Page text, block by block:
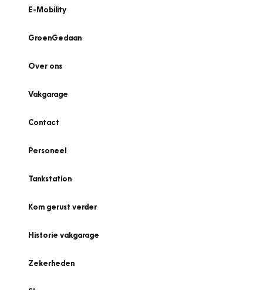
E-Mobility
GroenGedaan
Over ons
Vakgarage
Contact
Personeel
Tankstation
Kom gerust verder
Historie vakgarage
Zekerheden